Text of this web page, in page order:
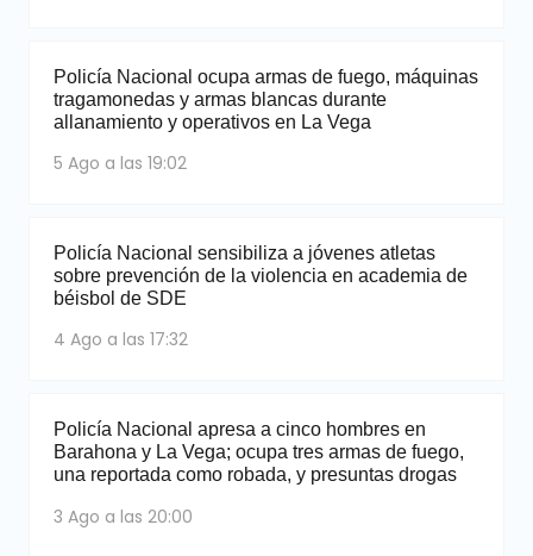
Policía Nacional ocupa armas de fuego, máquinas
tragamonedas y armas blancas durante
allanamiento y operativos en La Vega
5 Ago a las 19:02
Policía Nacional sensibiliza a jóvenes atletas
sobre prevención de la violencia en academia de
béisbol de SDE
4 Ago a las 17:32
Policía Nacional apresa a cinco hombres en
Barahona y La Vega; ocupa tres armas de fuego,
una reportada como robada, y presuntas drogas
3 Ago a las 20:00